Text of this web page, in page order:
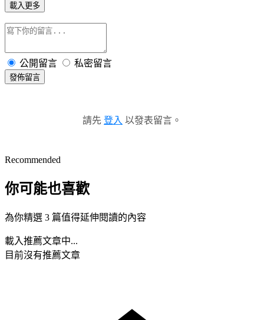
載入更多
公開留言 私密留言
發佈留言
請先 登入 以發表留言。
Recommended
你可能也喜歡
為你精選 3 篇值得延伸閱讀的內容
載入推薦文章中...
目前沒有推薦文章